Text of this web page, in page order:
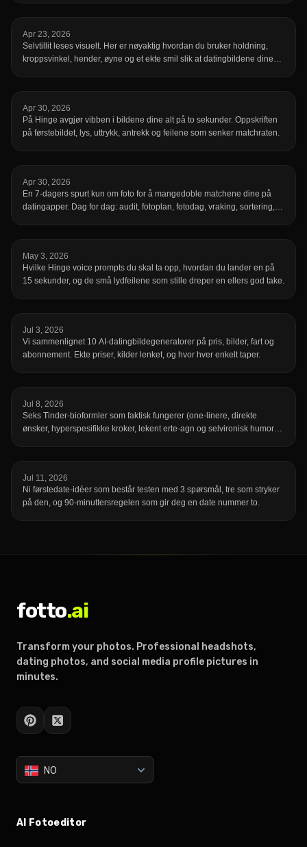
Apr 23, 2026
Selvtillit leses visuelt. Her er nøyaktig hvordan du bruker holdning,
kroppsvinkel, hender, øyne og et ekte smil slik at datingbildene dine
Apr 30, 2026
På Hinge avgjør vibben i bildene dine alt på to sekunder. Oppskriften
på førstebildet, lys, uttrykk, antrekk og feilene som senker matchraten.
Apr 30, 2026
En 7-dagers spurt kun om foto for å mangedoble matchene dine på
datingapper. Dag for dag: audit, fotoplan, fotodag, vraking, sortering,
May 3, 2026
Hvilke Hinge voice prompts du skal ta opp, hvordan du lander en på
15 sekunder, og de små lydfeilene som stille dreper en ellers god take.
Jul 3, 2026
Vi sammenlignet 10 AI-datingbildegeneratorer på pris, bilder, fart og
abonnement. Ekte priser, kilder lenket, og hvor hver enkelt taper.
Jul 8, 2026
Seks Tinder-bioformler som faktisk fungerer (one-linere, direkte
ønsker, hyperspesifikke kroker, lekent erte-agn og selvironisk humor)
Jul 11, 2026
Ni førstedate-idéer som består testen med 3 spørsmål, tre som stryker
på den, og 90-minuttersregelen som gir deg en date nummer to.
fotto.ai
Transform your photos. Professional headshots,
dating photos, and social media profile pictures in
minutes.
NO
AI Fotoeditor